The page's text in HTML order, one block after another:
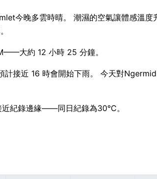
今晚多雲時晴。 潮濕的空氣讓體感溫度
大約 12 小時 25 分鐘。
接近 16 時會開始下雨。 今天對
紀錄邊緣——同日紀錄為30°C。